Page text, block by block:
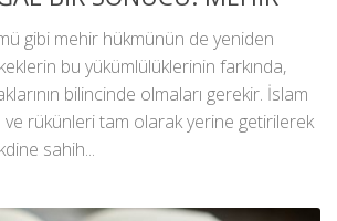
gibi mehir hükmünün de yeniden
bu yükümlülüklerinin farkında,
bilincinde olmaları gerekir. İslam
ve rükünleri tam olarak yerine getirilerek
sahih...